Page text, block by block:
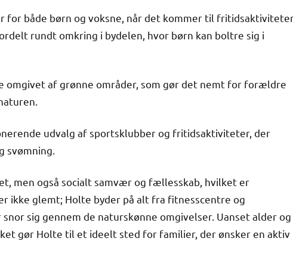
for både børn og voksne, når det kommer til
rundt omkring i bydelen, hvor børn kan boltre sig i
omgivet af grønne områder, som gør det nemt for forældre
udvalg af sportsklubber og fritidsaktiviteter, der
svømning.
men også socialt samvær og fællesskab, hvilket er
ikke glemt; Holte byder på alt fra fitnesscentre og
sig gennem de naturskønne omgivelser. Uanset alder og
gør Holte til et ideelt sted for familier, der ønsker en aktiv